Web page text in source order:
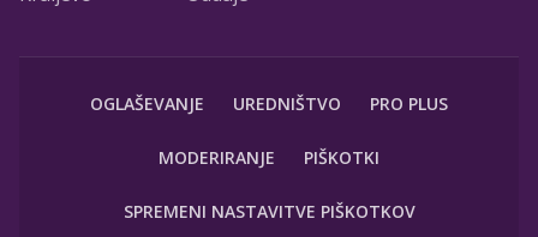
OGLAŠEVANJE UREDNIŠTVO PRO PLUS
MODERIRANJE PIŠKOTKI
SPREMENI NASTAVITVE PIŠKOTKOV